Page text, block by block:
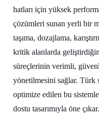
hatları için yüksek
çözümleri sunan yerli bir
taşıma, dozajlama,
kritik alanlarda
süreçlerinin verimli,
yönetilmesini sağlar. Türk
optimize edilen bu
dostu tasarımıyla öne çıkar.